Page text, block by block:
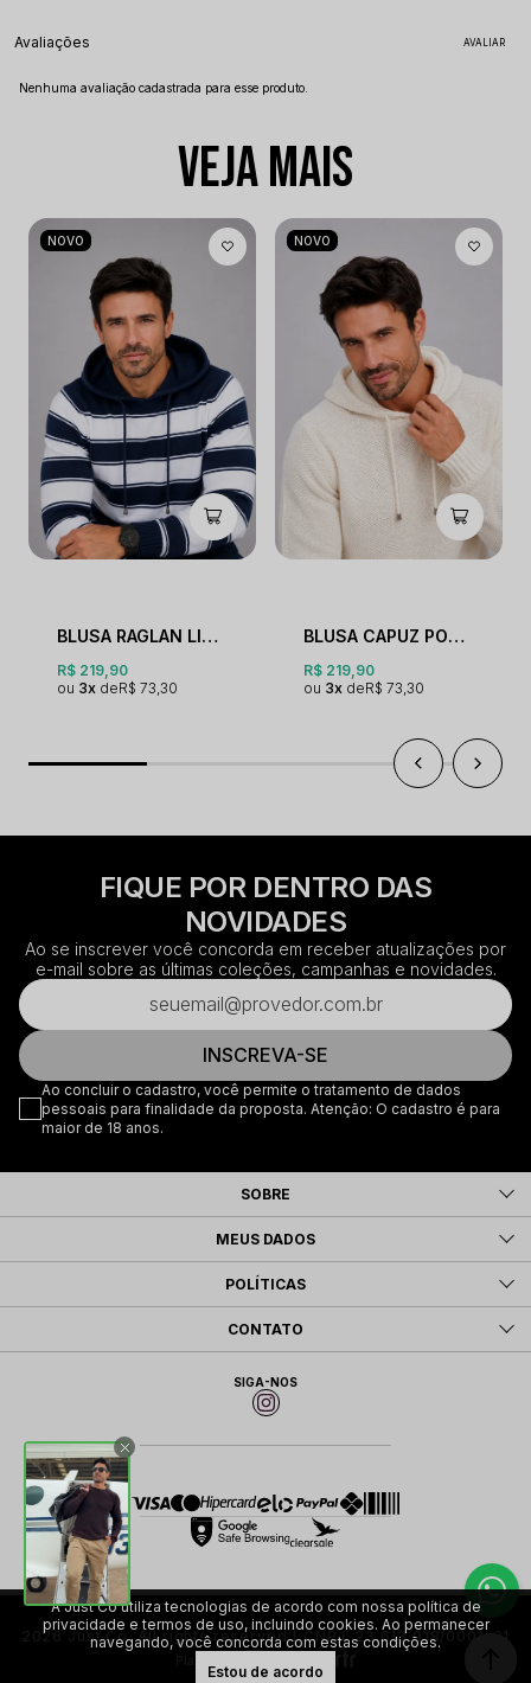
Avaliações
Nenhuma avaliação cadastrada para esse produto.
VEJA MAIS
NOVO
BLUSA RAGLAN LISTRADA COM CAPUZ
R$ 219,90
3x
R$ 73,30
NOVO
BLUSA CAPUZ PONTO ARROZ
R$ 219,90
3x
R$ 73,30
FIQUE POR DENTRO DAS
NOVIDADES
Ao se inscrever você concorda em receber atualizações por
e-mail sobre as últimas coleções, campanhas e novidades.
INSCREVA-SE
Ao concluir o cadastro, você permite o tratamento de dados
pessoais para finalidade da proposta. Atenção: O cadastro é para
maior de 18 anos.
SOBRE
MEUS DADOS
POLÍTICAS
CONTATO
SIGA-NOS
2026 Just Co. All rights reserved | CNPJ: 23.613.918/0001-01
A Just Co utiliza tecnologias de acordo com nossa política de
privacidade e termos de uso, incluindo cookies. Ao permanecer
navegando, você concorda com estas condições.
Estou de acordo